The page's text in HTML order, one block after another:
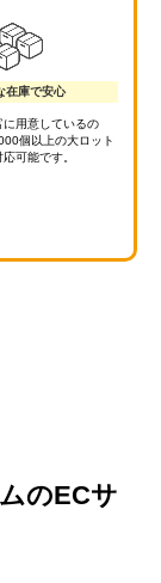
在庫で安心
に用意しているの
個以上の大ロット
可能です。
のECサ